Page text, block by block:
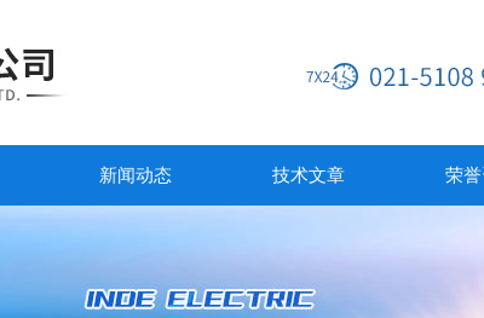
新闻动态 技术文章 荣